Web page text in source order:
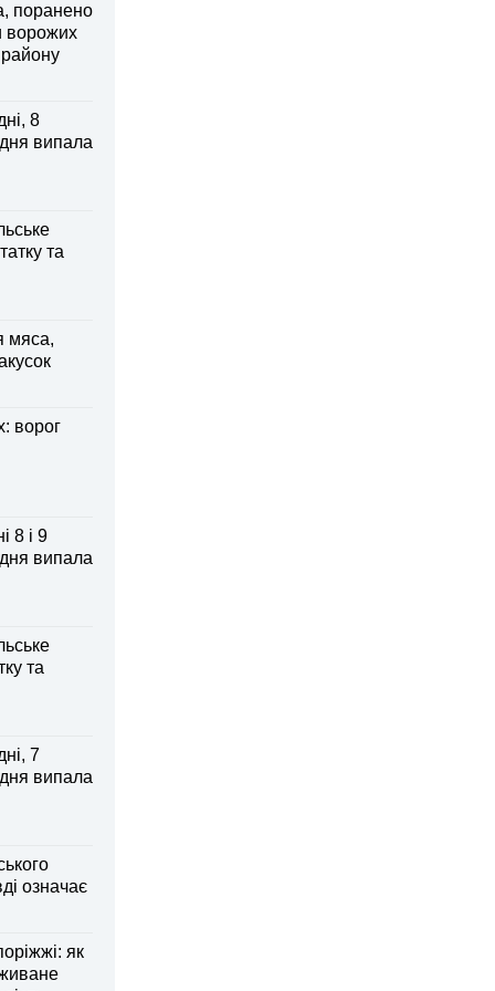
поранено
ворожих
району
8
випала
та
мяса,
ворог
8 і 9
випала
та
7
випала
означає
як